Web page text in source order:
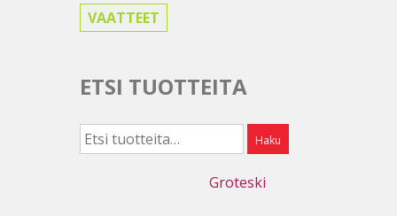
VAATTEET
ETSI TUOTTEITA
Etsi: Haku
Groteski